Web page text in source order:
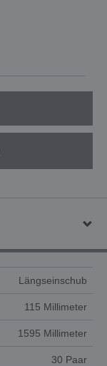
Längseinschub
115 Millimeter
1595 Millimeter
30 Paar